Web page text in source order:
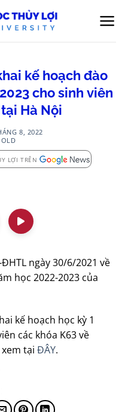
kế hoạch đào
cho sinh viên
Hà Nội
8, 2022
LỢI TRÊN
ngày 30/6/2021 về
học 2022-2023 của
kế hoạch học kỳ 1
các khóa K63 về
tại ĐÂY.